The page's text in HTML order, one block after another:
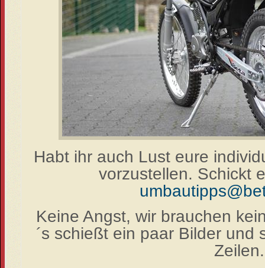
Habt ihr auch Lust eure
vorzustellen. Schickt
Keine Angst, wir brauchen
´s schießt ein paar Bilder und
Zeilen.